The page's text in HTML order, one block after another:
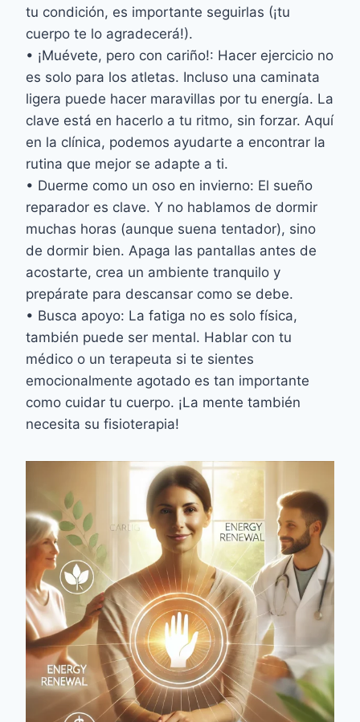
tu condición, es importante seguirlas (¡tu
cuerpo te lo agradecerá!).
• ¡Muévete, pero con cariño!: Hacer ejercicio no
es solo para los atletas. Incluso una caminata
ligera puede hacer maravillas por tu energía. La
clave está en hacerlo a tu ritmo, sin forzar. Aquí
en la clínica, podemos ayudarte a encontrar la
rutina que mejor se adapte a ti.
• Duerme como un oso en invierno: El sueño
reparador es clave. Y no hablamos de dormir
muchas horas (aunque suena tentador), sino
de dormir bien. Apaga las pantallas antes de
acostarte, crea un ambiente tranquilo y
prepárate para descansar como se debe.
• Busca apoyo: La fatiga no es solo física,
también puede ser mental. Hablar con tu
médico o un terapeuta si te sientes
emocionalmente agotado es tan importante
como cuidar tu cuerpo. ¡La mente también
necesita su fisioterapia!